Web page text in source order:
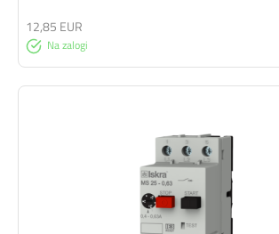
Na zalogi
12,85 EUR